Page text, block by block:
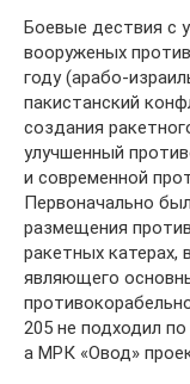
Боевые дествия с
вооруженых
году (арабо-
пакистанский
создания
улучшенный
и современной
Первоначально
размещения
ракетных катерах,
являющего
205 не подходил
а МРК «Овод»